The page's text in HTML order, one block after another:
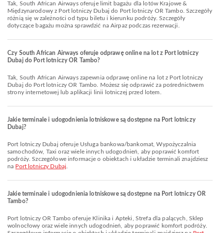
Tak, South African Airways oferuje limit bagażu dla lotów Krajowe &
Międzynarodowy z Port lotniczy Dubaj do Port lotniczy OR Tambo. Szczegóły
różnią się w zależności od typu biletu i kierunku podróży. Szczegóły
dotyczące bagażu można sprawdzić na Airpaz podczas rezerwacji.
Czy South African Airways oferuje odprawę online na lot z Port lotniczy
Dubaj do Port lotniczy OR Tambo?
Tak, South African Airways zapewnia odprawę online na lot z Port lotniczy
Dubaj do Port lotniczy OR Tambo. Możesz się odprawić za pośrednictwem
strony internetowej lub aplikacji linii lotniczej przed lotem.
Jakie terminale i udogodnienia lotniskowe są dostępne na Port lotniczy
Dubaj?
Port lotniczy Dubaj oferuje Usługa bankowa/bankomat, Wypożyczalnia
samochodów, Taxi oraz wiele innych udogodnień, aby poprawić komfort
podróży. Szczegółowe informacje o obiektach i układzie terminali znajdziesz
na Port lotniczy Dubaj
Jakie terminale i udogodnienia lotniskowe są dostępne na Port lotniczy OR
Tambo?
Port lotniczy OR Tambo oferuje Klinika i Apteki, Strefa dla palących, Sklep
wolnocłowy oraz wiele innych udogodnień, aby poprawić komfort podróży.